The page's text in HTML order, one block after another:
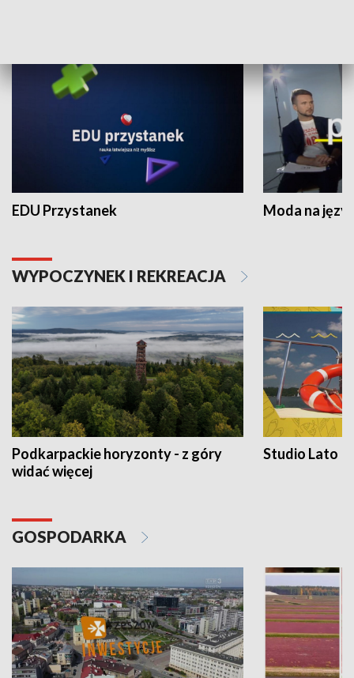
EDU Przystanek Moda na
WYPOCZYNEK I REKREACJA
Podkarpackie horyzonty - z góry
widać więcej
Studio Lato
GOSPODARKA